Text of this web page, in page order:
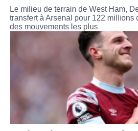
Le milieu de terrain de West Ham,
transfert à Arsenal pour 122 millions
des mouvements les plus